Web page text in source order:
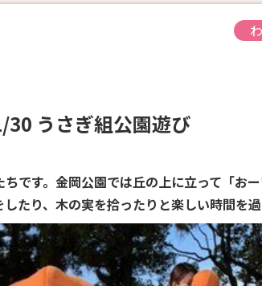
うさぎ組公園遊び
です。金岡公園では丘の上に立って「お
たり、木の実を拾ったりと楽しい時間を過